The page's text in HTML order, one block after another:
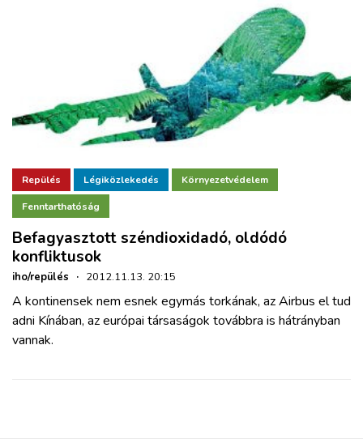
Repülés Légiközlekedés Környezetvédelem
Fenntarthatóság
Befagyasztott széndioxidadó, oldódó
konfliktusok
iho/repülés · 2012.11.13. 20:15
A kontinensek nem esnek egymás torkának, az Airbus el tud
adni Kínában, az európai társaságok továbbra is hátrányban
vannak.